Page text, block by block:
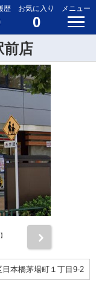
歴 お気に入り
0
メニュー
前店
本橋茅場町１丁目9-2